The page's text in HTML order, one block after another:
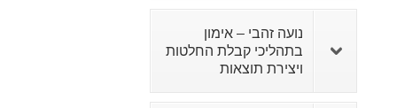
נועה זהבי – אימון
בתהליכי קבלת החלטות
ויצירת תוצאות